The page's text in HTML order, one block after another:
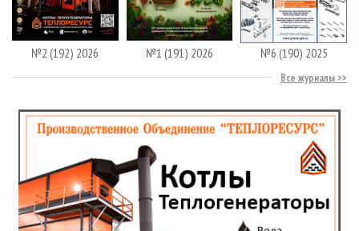
№2 (192) 2026 №1 (191) 2026 №6 (190) 2025
Все журналы